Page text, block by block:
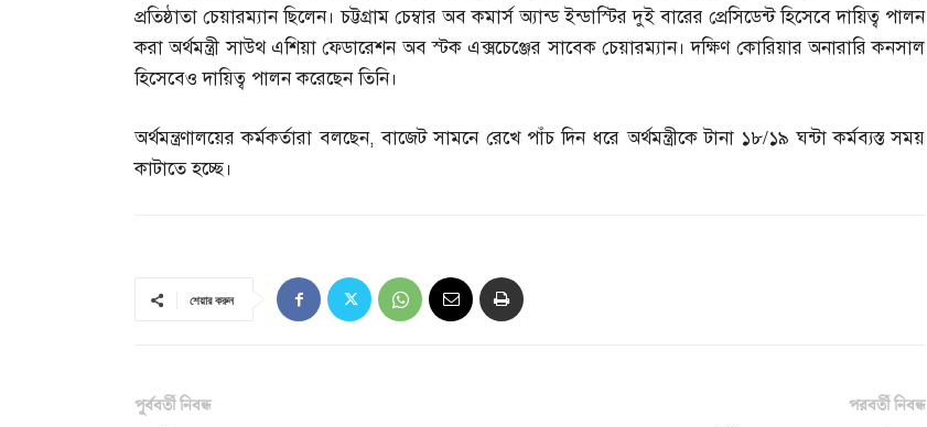
প্রতিষ্ঠাতা চেয়ারম্যান ছিলেন। চট্টগ্রাম চেম্বার অব কমার্স অ্যান্ড ইন্ডাস্টির দুই বারের প্রেসিডেন্ট হিসেবে দায়িত্ব পালন
করা অর্থমন্ত্রী সাউথ এশিয়া ফেডারেশন অব স্টক এক্সচেঞ্জের সাবেক চেয়ারম্যান। দক্ষিণ কোরিয়ার অনারারি কনসাল
হিসেবেও দায়িত্ব পালন করেছেন তিনি।
অর্থমন্ত্রণালয়ের কর্মকর্তারা বলছেন,বাজেট সামনে রেখে পাঁচ দিন ধরে অর্থমন্ত্রীকে টানা ১৮/১৯ ঘন্টা কর্মব্যস্ত সময়
কাটাতে হচ্ছে।
শেয়ার করুন
পূর্ববর্তী নিবন্ধ
পরবর্তী নিবন্ধ